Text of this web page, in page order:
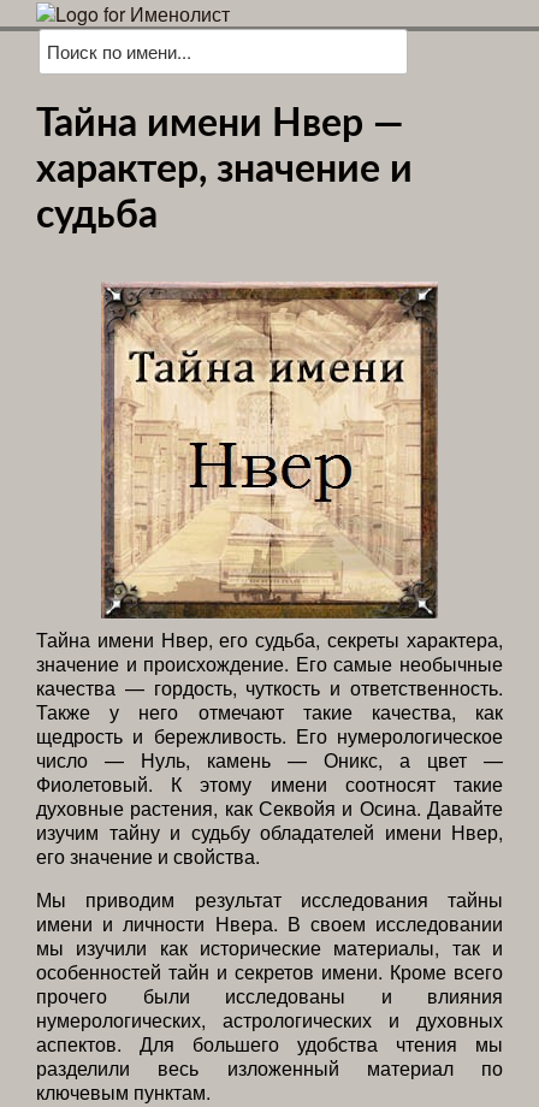
Тайна имени Нвер —
характер, значение и
судьба
Тайна имени Нвер, его судьба, секреты характера,
значение и происхождение. Его самые необычные
качества — гордость, чуткость и ответственность.
Также у него отмечают такие качества, как
щедрость и бережливость. Его нумерологическое
число — Нуль, камень — Оникс, а цвет —
Фиолетовый. К этому имени соотносят такие
духовные растения, как Секвойя и Осина. Давайте
изучим тайну и судьбу обладателей имени Нвер,
его значение и свойства.
Мы приводим результат исследования тайны
имени и личности Нвера. В своем исследовании
мы изучили как исторические материалы, так и
особенностей тайн и секретов имени. Кроме всего
прочего были исследованы и влияния
нумерологических, астрологических и духовных
аспектов. Для большего удобства чтения мы
разделили весь изложенный материал по
ключевым пунктам.